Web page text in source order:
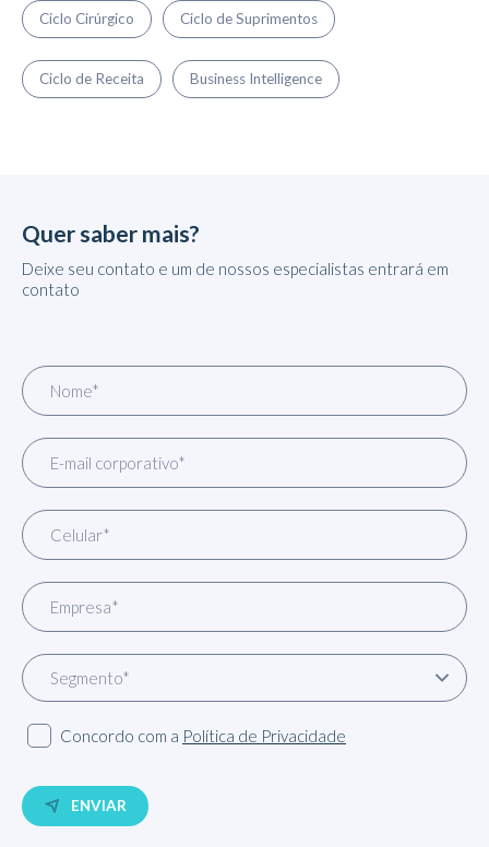
Ciclo Cirúrgico Ciclo de Suprimentos
Ciclo de Receita Business Intelligence
Quer saber mais?
Deixe seu contato e um de nossos especialistas entrará em
contato
Concordo com a Política de Privacidade
ENVIAR